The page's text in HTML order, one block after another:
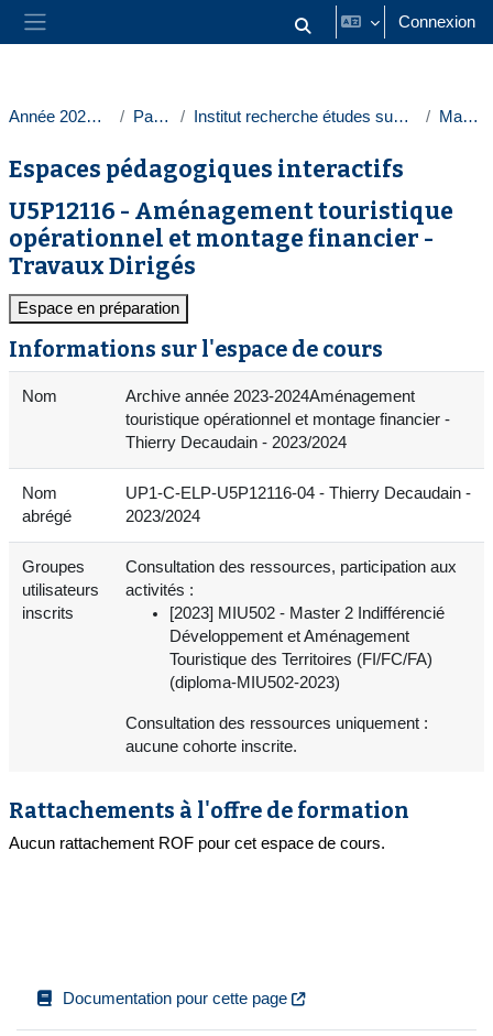
Passer au contenu principal
Panneau latéral Activer/désactiver la saisie
Connexion
Année 2023-2024 Paris 1 Institut recherche études sup. tourisme Masters
Espaces pédagogiques interactifs
U5P12116 - Aménagement touristique
opérationnel et montage financier -
Travaux Dirigés
Espace en préparation
Informations sur l'espace de cours
Nom
Archive année 2023-2024Aménagement
touristique opérationnel et montage financier -
Thierry Decaudain - 2023/2024
Nom
abrégé
UP1-C-ELP-U5P12116-04 - Thierry Decaudain -
2023/2024
Groupes
utilisateurs
inscrits
Consultation des ressources, participation aux
activités :
[2023] MIU502 - Master 2 Indifférencié
Développement et Aménagement
Touristique des Territoires (FI/FC/FA)
(diploma-MIU502-2023)
Consultation des ressources uniquement :
aucune cohorte inscrite.
Rattachements à l'offre de formation
Aucun rattachement ROF pour cet espace de cours.
Documentation pour cette page